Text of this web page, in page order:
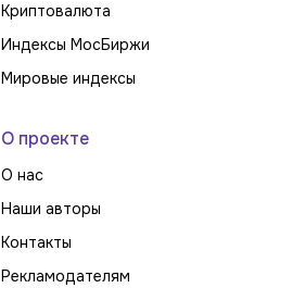
Криптовалюта
Индексы МосБиржи
Мировые индексы
О проекте
О нас
Наши авторы
Контакты
Рекламодателям